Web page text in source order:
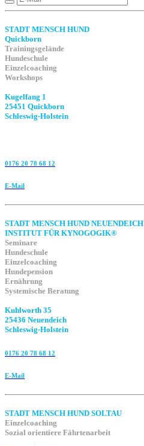
STADT MENSCH HUND
Quickborn
Trainingsgelände
Hundeschule
Einzelcoaching
Workshops
Kugelfang 1
25451 Quickborn
Schleswig-Holstein
0176 20 78 68 12
E-Mail
STADT MENSCH HUND NEUENDEICH
INSTITUT FÜR KYNOGOGIK®
Seminare
Hundeschule
Einzelcoaching
Hundepension
Ernährung
Systemische Beratung
Kuhlworth 35
25436 Neuendeich
Schleswig-Holstein
0176 20 78 68 12
E-Mail
STADT MENSCH HUND SOLTAU
Einzelcoaching
Sozial orientiere Fährtenarbeit